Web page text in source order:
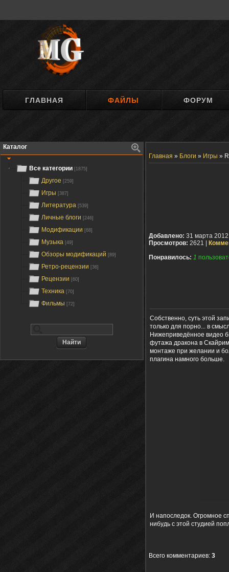
ГЛАВНАЯ ФАЙЛЫ ФОРУМ
Каталог
Все категории [1875]
Другое [259]
Игры [387]
Литература [539]
Личные блоги [246]
Модификации [68]
Музыка [49]
Обзоры модификаций [89]
Ретро-рецензии [36]
Рецензии [60]
Техника [70]
Фильмы [72]
Главная » Блоги » Игры »
Добавлено: 31 марта 2012
Просмотров: 2621 |
Понравилось: 1
Собственно, суть этой
только для порно... в
Нижеприведённое видео
футажа дракона в
монтаже при желании и
плагина намного больше.
И напоследок. Огромное
нибудь с этой студией
Всего комментариев: 3